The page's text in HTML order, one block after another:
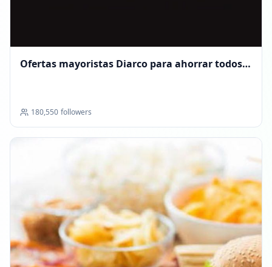
Ofertas mayoristas Diarco para ahorrar todos
180,550 followers